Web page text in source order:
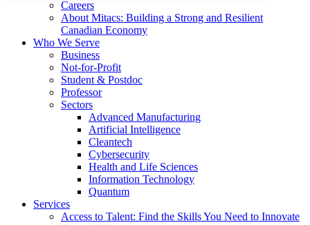
Careers
About Mitacs: Building a Strong and Resilient
Canadian Economy
Who We Serve
Business
Not-for-Profit
Student & Postdoc
Professor
Sectors
Advanced Manufacturing
Artificial Intelligence
Cleantech
Cybersecurity
Health and Life Sciences
Information Technology
Quantum
Services
Access to Talent: Find the Skills You Need to Innovate